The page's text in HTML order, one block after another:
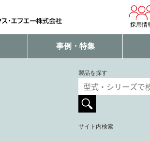
採用情
事例・特集
製品を探す
サイト内検索